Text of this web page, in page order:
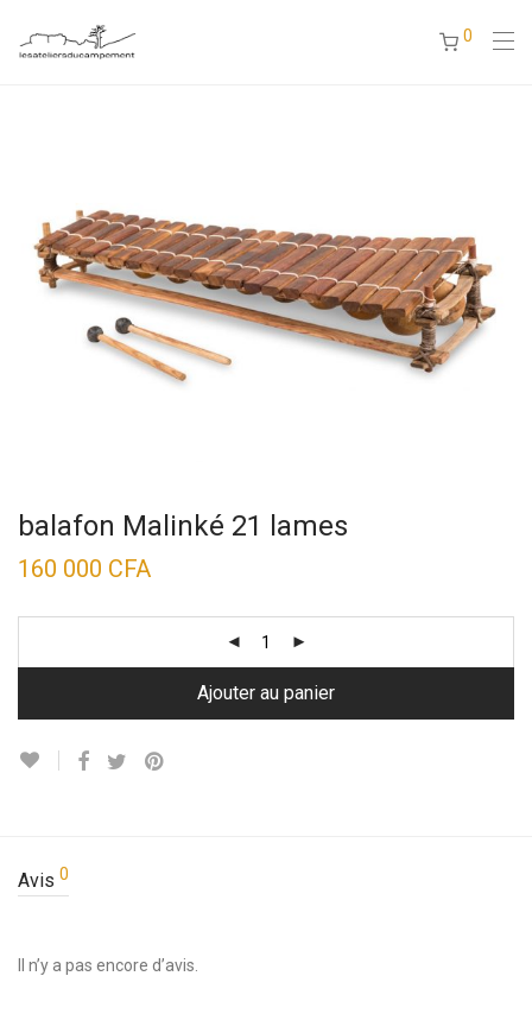
0
balafon Malinké 21 lames
160 000 CFA
Ajouter au panier
Avis 0
Il n’y a pas encore d’avis.